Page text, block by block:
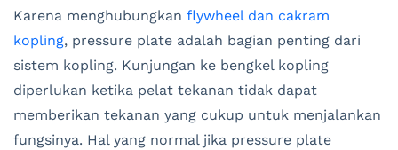
Karena menghubungkan flywheel dan cakram
kopling, pressure plate adalah bagian penting dari
sistem kopling. Kunjungan ke bengkel kopling
diperlukan ketika pelat tekanan tidak dapat
memberikan tekanan yang cukup untuk menjalankan
fungsinya. Hal yang normal jika pressure plate